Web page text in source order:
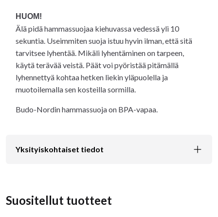
HUOM!
Älä pidä hammassuojaa kiehuvassa vedessä yli 10
sekuntia. Useimmiten suoja istuu hyvin ilman, että sitä
tarvitsee lyhentää. Mikäli lyhentäminen on tarpeen,
käytä terävää veistä. Päät voi pyöristää pitämällä
lyhennettyä kohtaa hetken liekin yläpuolella ja
muotoilemalla sen kosteilla sormilla.
Budo-Nordin hammassuoja on BPA-vapaa.
Yksityiskohtaiset tiedot
Suositellut tuotteet